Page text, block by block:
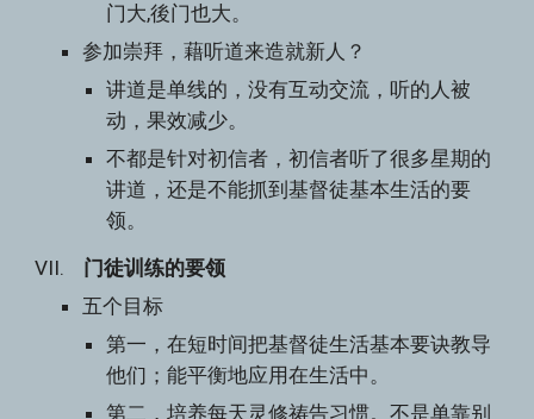
门大,後门也大。
参加崇拜，藉听道来造就新人？
讲道是单线的，没有互动交流，听的人被
动，果效减少。
不都是针对初信者，初信者听了很多星期的
讲道，还是不能抓到基督徒基本生活的要
领。
VII. 门徒训练的要领
五个目标
第一，在短时间把基督徒生活基本要诀教导
他们；能平衡地应用在生活中。
第二，培养每天灵修祷告习惯。不是单靠别